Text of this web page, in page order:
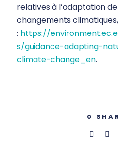
relatives à l’adaptation
changements
: https://
s/guidance-adapting-
climate-change_en.
0